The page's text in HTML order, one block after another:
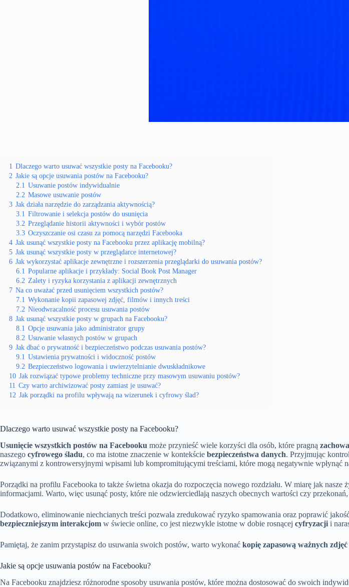
1 Dlaczego warto usuwać wszystkie posty na Facebooku?
2 Jakie są opcje usuwania postów na Facebooku?
2.1 Usuwanie postów indywidualnie
2.2 Masowe usuwanie postów
3 Jak działa narzędzie do zarządzania aktywnością?
3.1 Filtrowanie i selekcja postów do usunięcia
3.2 Przeglądanie historii aktywności i wybór postów
3.3 Oczyszczanie osi czasu za pomocą narzędzi Facebooka
4 Jak usunąć wszystkie posty na Facebooku przez aplikację mobilną?
5 Jak usunąć wszystkie posty w przeglądarce internetowej?
6 Jak wykorzystać aplikacje zewnętrzne i rozszerzenia przeglądarki do usuwania postów?
6.1 Popularne aplikacje i przykłady: Social Book Post Manager
6.2 Zalety i ryzyka korzystania z aplikacji zewnętrznych
7 Na co uważać przed usunięciem wszystkich postów?
7.1 Wykonanie kopii zapasowej zdjęć, filmów i innych treści
7.2 Nieodwracalność procesu usuwania postów
8 Jak usunąć wszystkie posty w grupach na Facebooku?
8.1 Opcje usuwania jako administrator grupy
8.2 Usuwanie własnych postów w grupach
9 Jak dbać o prywatność i bezpieczeństwo podczas usuwania postów?
9.1 Ustawienia prywatności i widoczność postów
9.2 Bezpieczeństwo logowania i uwierzytelnianie dwuskładnikowe
10 Jak rozwiązać typowe problemy techniczne przy masowym usuwaniu postów?
11 Czy warto archiwizować posty zamiast je usuwać?
12 Jak porządki na profilu wpływają na wizerunek i cyfrowy ślad?
Dlaczego warto usuwać wszystkie posty na Facebooku?
Usunięcie wszystkich postów na Facebooku może przynieść wiele korzyści dla osób, które pragną
naszego cyfrowego śladu, co ma istotne znaczenie w kontekście bezpieczeństwa danych. Przyjmując
związanymi z kontrowersyjnymi wpisami lub kompromitującymi treściami, które mogą negatywnie wpłynąć
Porządki na profilu Facebooka to także świetna okazja do rozpoczęcia nowego rozdziału. W miarę jak
informacjami. Warto, więc usunąć posty, które nie odzwierciedlają naszych obecnych wartości czy
Dodatkowo, eliminowanie niechcianych treści pozwala zredukować ryzyko spamowania oraz poprawić
bezpieczniejszym interakcjom w świecie online, co jest niezwykle istotne w dobie rosnącej cyfryzacji i
Pamiętaj, że zanim przystąpisz do usuwania swoich postów, warto wykonać kopię zapasową ważnych
Jakie są opcje usuwania postów na Facebooku?
Na Facebooku znajdziesz różnorodne sposoby usuwania postów, które można dostosować do swoich